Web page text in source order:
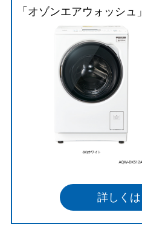
「オゾンエアウォッシュ
詳しく